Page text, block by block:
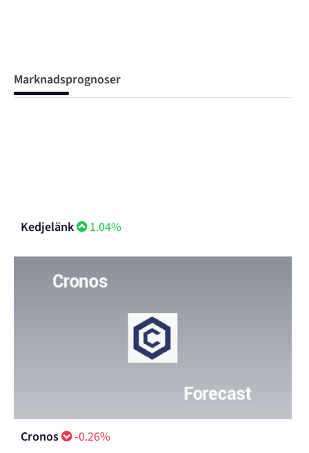
Marknadsprognoser
Kedjelänk 1.04%